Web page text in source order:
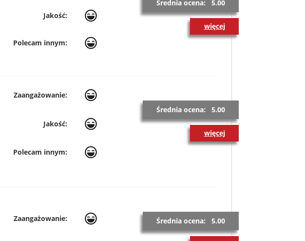
Średnia ocena: 5.00
więcej
Jakość:
Polecam innym:
Średnia ocena: 5.00
więcej
Zaangażowanie:
Jakość:
Polecam innym:
Średnia ocena: 5.00
Zaangażowanie: